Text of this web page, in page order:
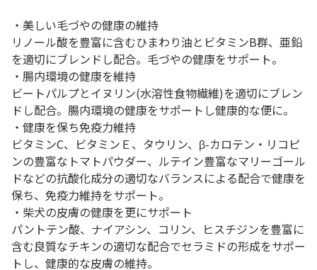
・美しい毛づやの健康の維持
リノール酸を豊富に含むひまわり油とビタミンB群、亜鉛
を適切にブレンドし配合。毛づやの健康をサポート。
・腸内環境の健康を維持
ビートパルプとイヌリン(水溶性食物繊維)を適切にブレン
ドし配合。腸内環境の健康をサポートし健康的な便に。
・健康を保ち免疫力維持
ビタミンC、ビタミンＥ、タウリン、β-カロテン・リコピ
ンの豊富なトマトパウダー、ルテイン豊富なマリーゴール
ドなどの抗酸化成分の適切なバランスによる配合で健康を
保ち、免疫力維持をサポート。
・柴犬の皮膚の健康を更にサポート
パントテン酸、ナイアシン、コリン、ヒスチジンを豊富に
含む良質なチキンの適切な配合でセラミドの形成をサポー
トし、健康的な皮膚の維持。